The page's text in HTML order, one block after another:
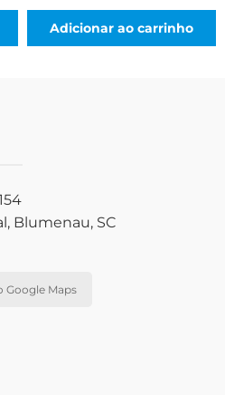
Adicionar ao carrinho
Blumenau, SC
Google Maps